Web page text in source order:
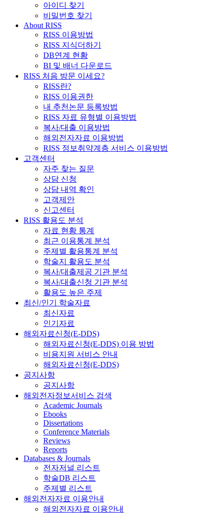
아이디 찾기
비밀번호 찾기
About RISS
RISS 이용방법
RISS 지식더하기
DB연계 현황
BI 및 배너 다운로드
RISS 처음 방문 이세요?
RISS란?
RISS 이용권한
내 추천논문 등록방법
RISS 자료 유형별 이용방법
복사/대출 이용방법
해외전자자료 이용방법
RISS 정보취약계층 서비스 이용방법
고객센터
자주 찾는 질문
상담 신청
상담 내역 확인
고객제안
신고센터
RISS 활용도 분석
자료 현황 통계
최근 이용통계 분석
주제별 활용통계 분석
학술지 활용도 분석
복사/대출제공 기관 분석
복사/대출신청 기관 분석
활용도 높은 주제
최신/인기 학술자료
최신자료
인기자료
해외자료신청(E-DDS)
해외자료신청(E-DDS) 이용 방법
비용지원 서비스 안내
해외자료신청(E-DDS)
공지사항
공지사항
해외전자정보서비스 검색
Academic Journals
Ebooks
Dissertations
Conference Materials
Reviews
Reports
Databases & Journals
전자저널 리스트
학술DB 리스트
주제별 리스트
해외전자자료 이용안내
해외전자자료 이용안내